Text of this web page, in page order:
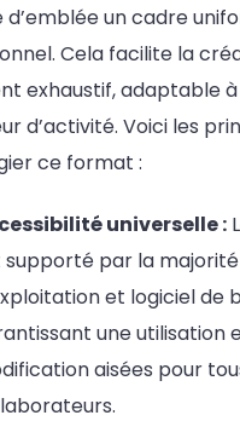
d’emblée un cadre
Cela facilite la
exhaustif, adaptable
d’activité. Voici les
ce format :
universelle :
supporté par la
et logiciel de
une utilisation
aisées pour